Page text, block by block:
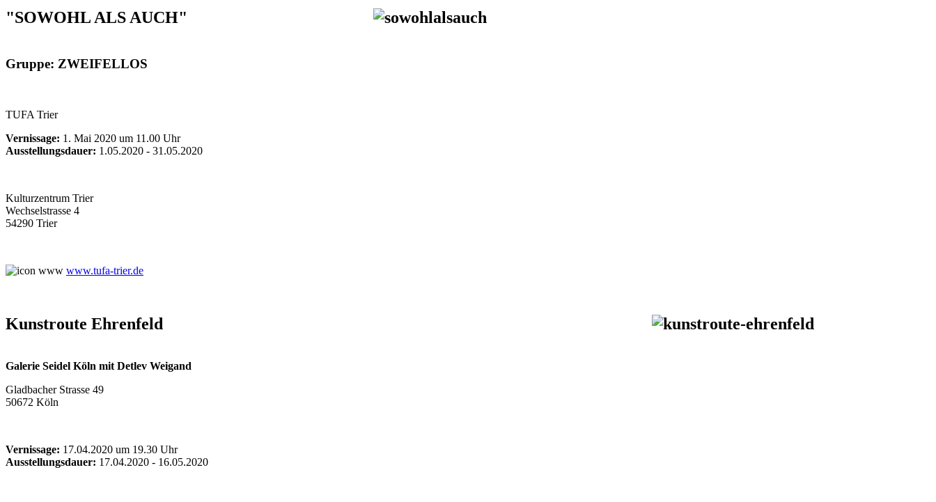
"SOWOHL ALS AUCH"
Gruppe: ZWEIFELLOS
TUFA Trier
Vernissage: 1. Mai 2020 um 11.00 Uhr
Ausstellungsdauer: 1.05.2020 - 31.05.2020
Kulturzentrum Trier
Wechselstrasse 4
54290 Trier
www.tufa-trier.de
Kunstroute Ehrenfeld
Galerie Seidel Köln mit Detlev Weigand
Gladbacher Strasse 49
50672 Köln
Vernissage: 17.04.2020 um 19.30 Uhr
Ausstellungsdauer: 17.04.2020 - 16.05.2020